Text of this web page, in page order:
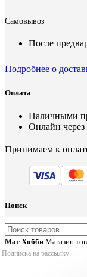
Самовывоз
После
Подробнее о
Оплата
Наличными
Онлайн через
Принимаем к
Поиск
Маг Хобби Магазин
Подписка на рассылку